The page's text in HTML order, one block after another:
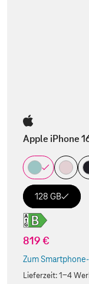
Apple iPhone
128 GB
819 €
Zum
(Der Link wird in
Lieferzeit:1-4